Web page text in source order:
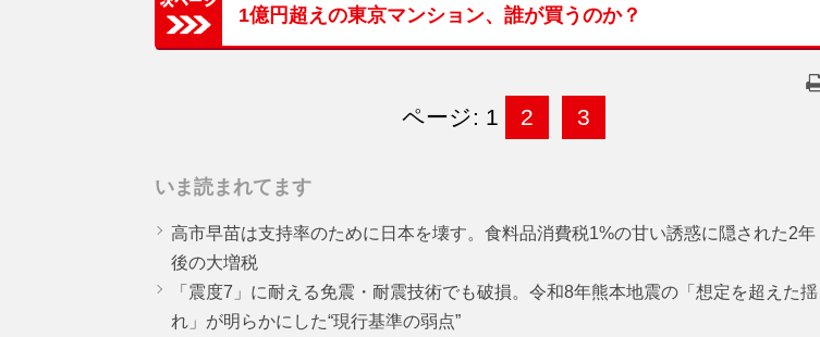
1億円超えの東京マンション、誰が買うのか？
ページ: 1 2 3
いま読まれてます
高市早苗は支持率のために日本を壊す。食料品消費税1%の甘い誘惑に隠された2年
後の大増税
「震度7」に耐える免震・耐震技術でも破損。令和8年熊本地震の「想定を超えた揺
れ」が明らかにした“現行基準の弱点”